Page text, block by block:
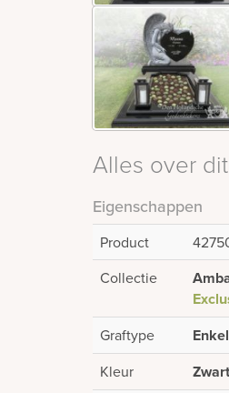
Alles over
Eigenschappen
Product
Collectie
Graftype
Kleur Zwart